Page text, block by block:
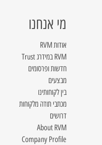
מי אנחנו
אודות RVM
RVM במידרג Trust
חדשות ופרסומים
מבצעים
בין לקוחותינו
מכתבי תודה מלקוחות
דרושים
About RVM
Company Profile